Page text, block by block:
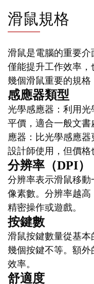
滑鼠規格
滑鼠是電腦的重要
僅能提升工作效率
幾個滑鼠重要的規格
感應器類型
光學感應器：利用
平價，適合一般文
應器：比光學感應
設計師使用，但價格
分辨率（DPI）
分辨率表示滑鼠移
像素數。分辨率越
精密操作或遊戲。
按鍵數
滑鼠按鍵數量從基
幾個按鍵不等。額
效率。
舒適度